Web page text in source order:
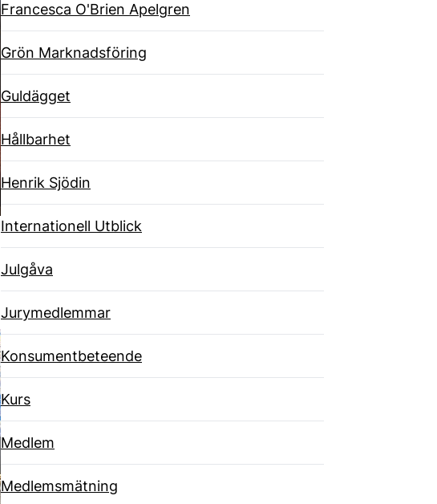
Francesca O'Brien Apelgren
Grön Marknadsföring
Guldägget
Hållbarhet
Henrik Sjödin
Internationell Utblick
Julgåva
Jurymedlemmar
Konsumentbeteende
Kurs
Medlem
Medlemsmätning